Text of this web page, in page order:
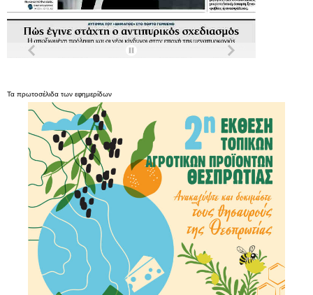
Τα πρωτοσέλιδα των εφημερίδων